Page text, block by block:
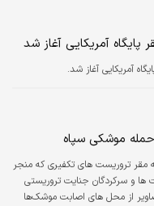
آمریکایی آغاز شد
آمریکایی آغاز شد.
موشکی سپاه
تروریست های تکفیری که منجر
و سرکردگان جنایت تروریستی
از محل های اصابت موشک‌ها